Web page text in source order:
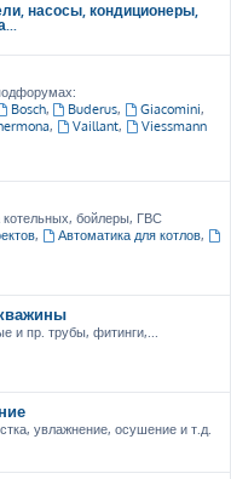
насосы, кондиционеры,
Bosch, Buderus, Giacomini,
, Vaillant,
Viessmann
бойлеры, ГВС
, Автоматика для котлов,
и пр. трубы, фитинги,...
увлажнение, осушение и т.д.